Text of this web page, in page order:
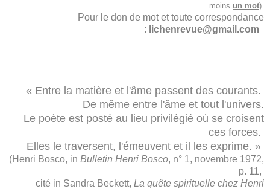
moins un mot)
Pour le don de mot et toute correspondance
: lichenrevue@gmail.com
« Entre la matière et l'âme passent des courants.
De même entre l'âme et tout l'univers.
Le poète est posté au lieu privilégié où se croisent
ces forces.
Elles le traversent, l'émeuvent et il les exprime. »
(Henri Bosco, in Bulletin Henri Bosco, n° 1, novembre 1972,
p. 11,
cité in Sandra Beckett, La quête spirituelle chez Henri